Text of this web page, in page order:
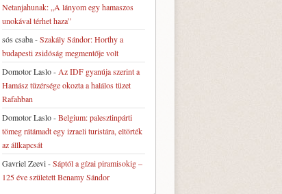
Netanjahunak: „A lányom egy hamaszos
unokával térhet haza”
sós csaba-Szakály Sándor: Horthy a
budapesti zsidóság megmentője volt
Domotor Laslo- Az IDF gyanúja szerint a
Hamász tüzérsége okozta a halálos tüzet
Rafahban
Domotor Laslo-Belgium: palesztinpárti
tömeg rátámadt egy izraeli turistára, eltörték
az állkapcsát
Gavriel Zeevi-Sáptól a gízai piramisokig –
125 éve született Benamy Sándor